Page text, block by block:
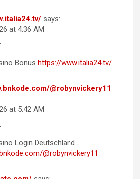
says:
at 4:36 AM
Bonus https://www.italia24.tv/
@robynvickery11
at 5:42 AM
Login Deutschland
@robynvickery11